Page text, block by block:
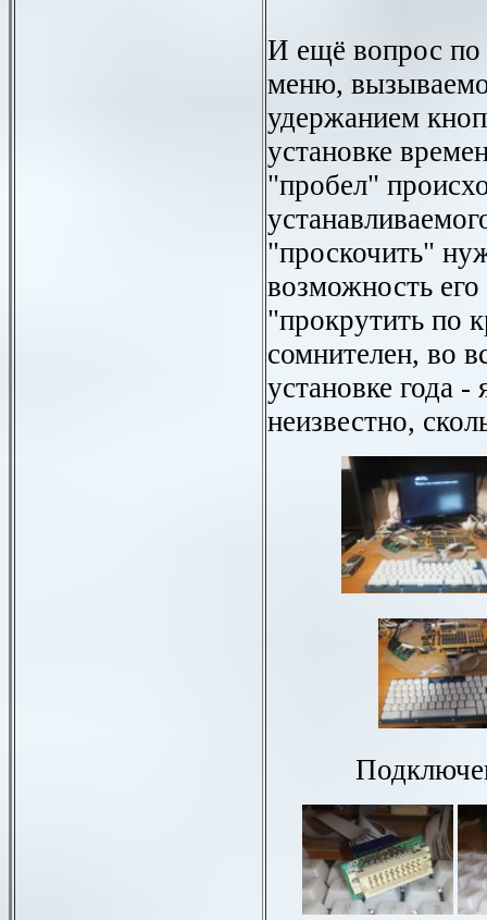
И ещё вопрос по
меню,
удержанием
установке
"пробел"
"проскочить"
возможность
"прокрутить по
сомнителен, во
установке года
неизвестно,